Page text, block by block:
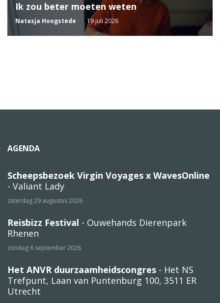
Ik zou beter moeten weten
Natasja Hoogstede 19 juli 2026
AGENDA
Scheepsbezoek Virgin Voyages x WavesOnline
- Valiant Lady
zaterdag 29 augustus 2026
Reisbizz Festival - Ouwehands Dierenpark
Rhenen
zondag 6 september 2026
Het ANVR duurzaamheidscongres - Het NS
Trefpunt, Laan van Puntenburg 100, 3511 ER
Utrecht